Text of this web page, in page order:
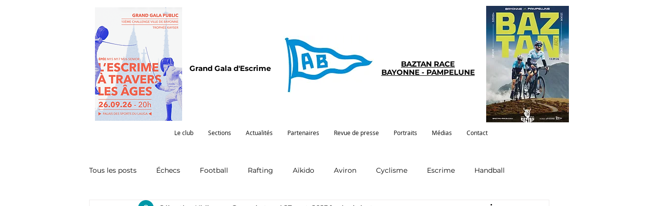
Grand Gala d'Escrime
BAZTAN RACE
BAYONNE - PAMPELUNE
Le club Sections Actualités Partenaires Revue de presse Portraits Médias Contact
Tous les posts Échecs Football Rafting Aïkido Aviron Cyclisme Escrime Handball